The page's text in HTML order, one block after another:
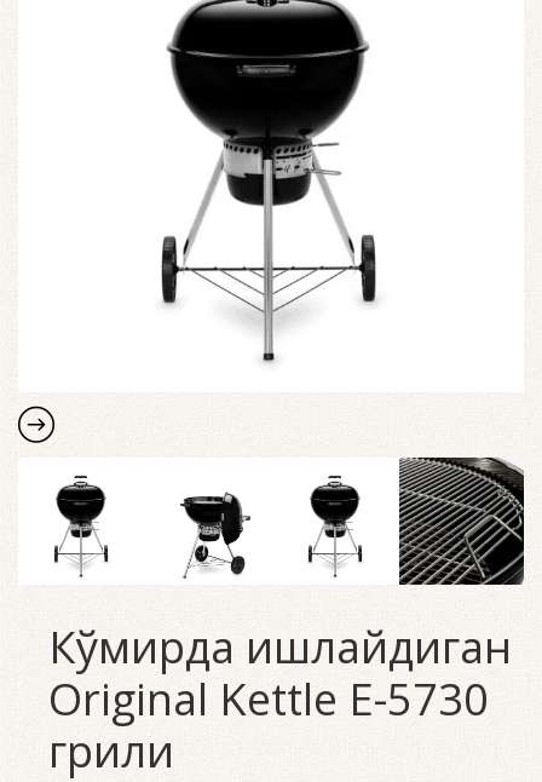
Кўмирда ишлайдиган
Original Kettle E-5730
грили